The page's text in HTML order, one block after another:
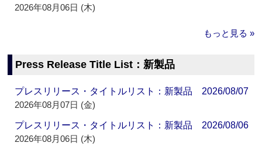
2026年08月06日 (木)
もっと見る »
Press Release Title List：新製品
プレスリリース・タイトルリスト：新製品 2026/08/07
2026年08月07日 (金)
プレスリリース・タイトルリスト：新製品 2026/08/06
2026年08月06日 (木)